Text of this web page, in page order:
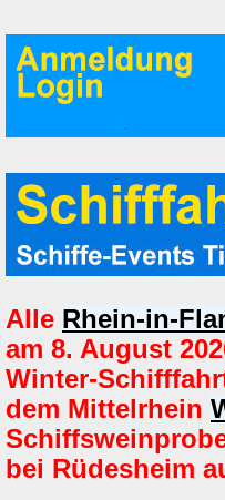
Alle Rhein-in-
am 8. August
Winter-
dem Mittelrhein
bei Rüdesheim